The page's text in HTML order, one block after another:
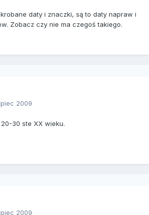
daty i znaczki, są to daty napraw i
Zobacz czy nie ma czegoś takiego.
2009
30 ste XX wieku.
2009